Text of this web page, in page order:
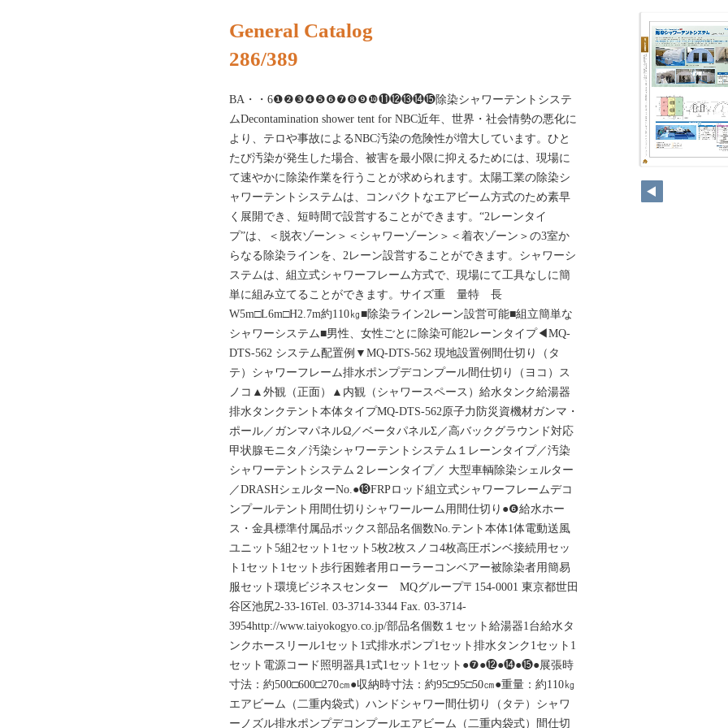
270
General Catalog
286/389
BA・・6❶❷❸❹❺❻❼❽❾❿⓫⓬⓭⓮⓯除染シャワーテントシステ
ムDecontamination shower tent for NBC近年、世界・社会情勢の悪化に
より、テロや事故によるNBC汚染の危険性が増大しています。ひと
たび汚染が発生した場合、被害を最小限に抑えるためには、現場に
て速やかに除染作業を行うことが求められます。太陽工業の除染シ
ャワーテントシステムは、コンパクトなエアビーム方式のため素早
く展開でき、短時間で設営することができます。“2レーンタイ
プ”は、＜脱衣ゾーン＞＜シャワーゾーン＞＜着衣ゾーン＞の3室か
らなる除染ラインを、2レーン設営することができます。シャワーシ
ステムは、組立式シャワーフレーム方式で、現場にて工具なしに簡
単に組み立てることができます。サイズ重 量特 長
W5m□L6m□H2.7m約110㎏■除染ライン2レーン設営可能■組立簡単な
シャワーシステム■男性、女性ごとに除染可能2レーンタイプ◀MQ-
DTS-562 システム配置例▼MQ-DTS-562 現地設置例間仕切り（タ
テ）シャワーフレーム排水ポンプデコンプール間仕切り（ヨコ）ス
ノコ▲外観（正面）▲内観（シャワースペース）給水タンク給湯器
排水タンクテント本体タイプMQ-DTS-562原子力防災資機材ガンマ・
ポール／ガンマパネルΩ／ベータパネルΣ／高バックグラウンド対応
甲状腺モニタ／汚染シャワーテントシステム１レーンタイプ／汚染
シャワーテントシステム２レーンタイプ／ 大型車輌除染シェルター
／DRASHシェルターNo.●⓭FRPロッド組立式シャワーフレームデコ
ンプールテント用間仕切りシャワールーム用間仕切り●❻給水ホー
ス・金具標準付属品ボックス部品名個数No.テント本体1体電動送風
ユニット5組2セット1セット5枚2枚スノコ4枚高圧ボンベ接続用セッ
ト1セット1セット歩行困難者用ローラーコンベアー被除染者用簡易
服セット環境ビジネスセンター MQグループ〒154-0001 東京都世田
谷区池尻2-33-16Tel. 03-3714-3344 Fax. 03-3714-
3954http://www.taiyokogyo.co.jp/部品名個数１セット給湯器1台給水タ
ンクホースリール1セット1式排水ポンプ1セット排水タンク1セット1
セット電源コード照明器具1式1セット1セット●❼●⓬●⓮●⓯●展張時
寸法：約500□600□270㎝●収納時寸法：約95□95□50㎝●重量：約110㎏
エアビーム（二重内袋式）ハンドシャワー間仕切り（タテ）シャワ
ーノズル排水ポンプデコンプールエアビーム（二重内袋式）間仕切